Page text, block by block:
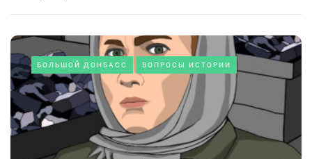
БОЛЬШОЙ ДОНБАСС ВОПРОСЫ ИСТОРИИ